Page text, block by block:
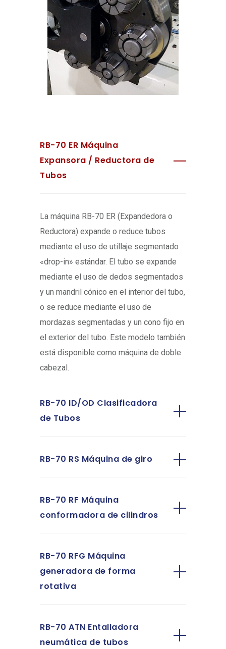
RB-70 ER Máquina
Expansora / Reductora de
Tubos
La máquina RB-70 ER (Expandedora o
Reductora) expande o reduce tubos
mediante el uso de utillaje segmentado
«drop-in» estándar. El tubo se expande
mediante el uso de dedos segmentados
y un mandril cónico en el interior del tubo,
o se reduce mediante el uso de
mordazas segmentadas y un cono fijo en
el exterior del tubo. Este modelo también
está disponible como máquina de doble
cabezal.
RB-70 ID/OD Clasificadora
de Tubos
RB-70 RS Máquina de giro
RB-70 RF Máquina
conformadora de cilindros
RB-70 RFG Máquina
generadora de forma
rotativa
RB-70 ATN Entalladora
neumática de tubos